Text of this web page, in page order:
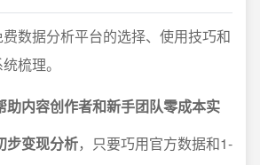
数据分析平台的选择、使用技巧和
梳理。
助内容创作者和新手团队零成本实
步变现分析，只要巧用官方数据和1-